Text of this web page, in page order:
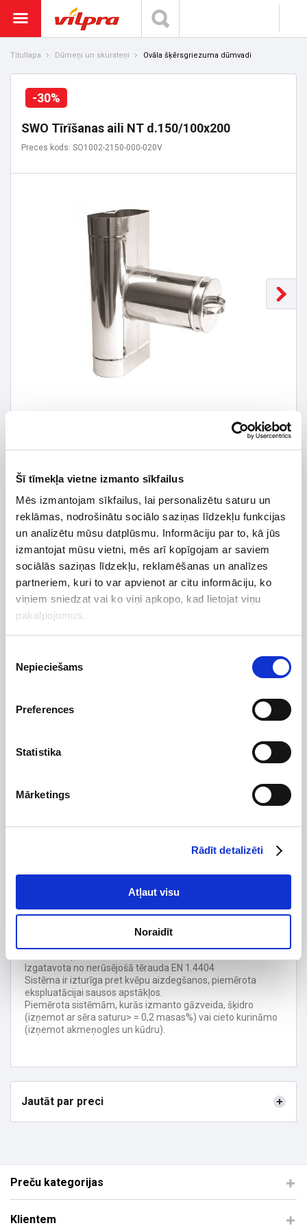
Šī tīmekļa vietne izmanto sīkfailus
Mēs izmantojam sīkfailus, lai personalizētu saturu un
reklāmas, nodrošinātu sociālo saziņas līdzekļu funkcijas
un analizētu mūsu datplūsmu. Informāciju par to, kā jūs
izmantojat mūsu vietni, mēs arī kopīgojam ar saviem
sociālās saziņas līdzekļu, reklamēšanas un analīzes
partneriem, kuri to var apvienot ar citu informāciju, ko
viņiem sniedzat vai ko viņi apkopo, kad lietojat viņu
pakalpojumus.
izvēle
Nepieciešams
Preferences
Statistika
Mārketings
Rādīt detalizēti
Atļaut visu
Noraidīt
Titullapa Dūmeņi un skursteņi Ovāla šķērsgriezuma dūmvadi
-30%
SWO Tīrīšanas aili NT d.150/100x200
Preces kods: SO1002-2150-000-020V
63,99 € *
91,42 € *Detalizētāku informāciju un cenu meklēt
Preces apraksts
Uzdot jautājumu par preci
Augstums, mm
Dziļums, mm
Garantijas termiņš, mēn.
120
Dūmvadu ieliktņu sistēma ir paredzēta sadegšanas
produktu likvidēšanai no apkures iekārtām ar dabisku vilkmi.
Izgatavota no nerūsējošā tērauda EN 1.4404
Sistēma ir izturīga pret kvēpu aizdegšanos, piemērota
ekspluatācijai sausos apstākļos.
Piemērota sistēmām, kurās izmanto gāzveida, šķidro
(izņemot ar sēra saturu> = 0,2 masas%) vai cieto kurināmo
(izņemot akmeņogles un kūdru).
Jautāt par preci
Preču kategorijas
Klientem